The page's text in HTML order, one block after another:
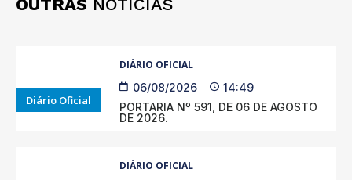
OUTRAS NOTÍCIAS
Diário Oficial
DIÁRIO OFICIAL
06/08/2026
14:49
PORTARIA Nº 591, DE 06 DE AGOSTO
DE 2026.
DIÁRIO OFICIAL